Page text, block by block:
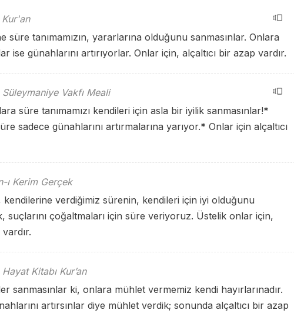
süre tanımamızın, yararlarına olduğunu sanmasınlar. Onlara
ise günahlarını artırıyorlar. Onlar için, alçaltıcı bir azap vardır.
Süleymaniye Vakfı Meali
süre tanımamızı kendileri için asla bir iyilik sanmasınlar!*
sadece günahlarını artırmalarına yarıyor.* Onlar için alçaltıcı
ı Kerim Gerçek
verdiğimiz sürenin, kendileri için iyi olduğunu
suçlarını çoğaltmaları için süre veriyoruz. Üstelik onlar için,
Hayat Kitabı Kur’an
sanmasınlar ki, onlara mühlet vermemiz kendi hayırlarınadır.
artırsınlar diye mühlet verdik; sonunda alçaltıcı bir azap